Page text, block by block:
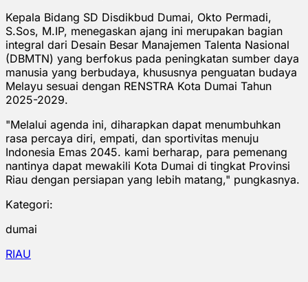
Kepala Bidang SD Disdikbud Dumai, Okto Permadi,
S.Sos, M.IP, menegaskan ajang ini merupakan bagian
integral dari Desain Besar Manajemen Talenta Nasional
(DBMTN) yang berfokus pada peningkatan sumber daya
manusia yang berbudaya, khususnya penguatan budaya
Melayu sesuai dengan RENSTRA Kota Dumai Tahun
2025-2029.
"Melalui agenda ini, diharapkan dapat menumbuhkan
rasa percaya diri, empati, dan sportivitas menuju
Indonesia Emas 2045. kami berharap, para pemenang
nantinya dapat mewakili Kota Dumai di tingkat Provinsi
Riau dengan persiapan yang lebih matang," pungkasnya.
Kategori:
dumai
RIAU